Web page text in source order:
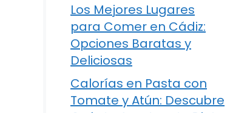
Los Mejores Lugares
para Comer en Cádiz:
Opciones Baratas y
Deliciosas
Calorías en Pasta con
Tomate y Atún: Descubre